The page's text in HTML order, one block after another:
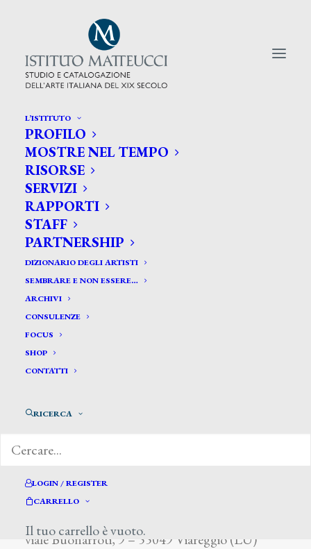
L’ISTITUTO
PROFILO
MOSTRE NEL TEMPO
RISORSE
SERVIZI
RAPPORTI
STAFF
PARTNERSHIP
DIZIONARIO DEGLI ARTISTI
SEMBRARE E NON ESSERE…
ARCHIVI
CONSULENZE
FOCUS
SHOP
CONTATTI
RICERCA
LOGIN / REGISTER
CARRELLO
Il tuo carrello è vuoto.
CERCA TRA GLI ARTISTI:
Search
for:
Fidenzia Edoardo
viale Buonarroti, 9 – 55049 Viareggio (LU)